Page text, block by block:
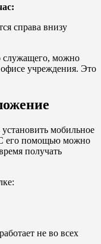
справа внизу
служащего, можно
офисе учреждения. Это
мобильное
его помощью можно
получать
не во всех